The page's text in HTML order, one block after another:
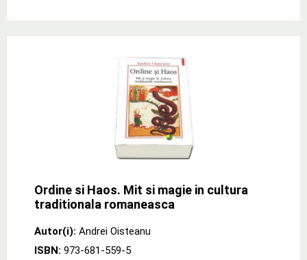
Ordine si Haos. Mit si magie in cultura
traditionala romaneasca
Autor(i): Andrei Oisteanu
ISBN: 973-681-559-5